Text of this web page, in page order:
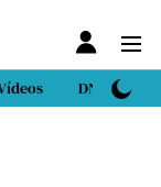
DN Sport